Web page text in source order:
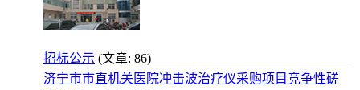
招标公示 (文章: 86)
济宁市市直机关医院冲击波治疗仪采购项目竞争性磋